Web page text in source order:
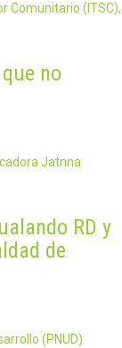
Comunitario (ITSC),
no
Jatnna
RD y
de
(PNUD)